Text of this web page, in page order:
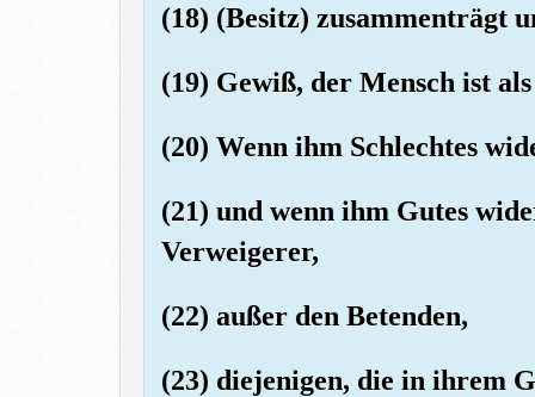
(18) (Besitz) zusammenträgt
(19) Gewiß, der Mensch ist
(20) Wenn ihm Schlechtes
(21) und wenn ihm Gutes
Verweigerer,
(22) außer den Betenden,
(23) diejenigen, die in ihrem